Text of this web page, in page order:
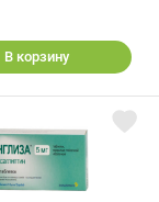
В корзину